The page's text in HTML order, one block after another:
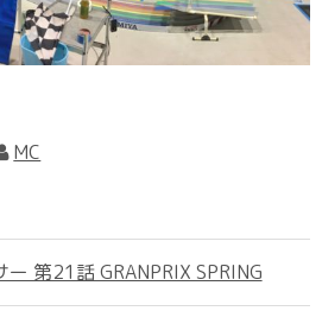
MC
第21話 GRANPRIX SPRING